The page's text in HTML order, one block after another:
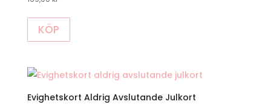
KÖP
Evighetskort Aldrig Avslutande Julkort